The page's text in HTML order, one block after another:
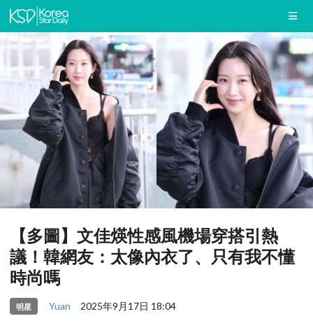
【多圖】文佳煐性感風機場穿搭引熱
議！韓網友：太像內衣了、只有我不懂
時尚嗎
明星 Yuan 2025年9月17日 18:04